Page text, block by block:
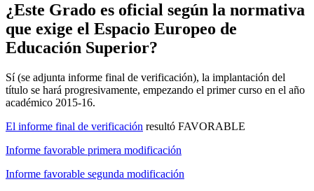
¿Este Grado es oficial según la normativa
que exige el Espacio Europeo de
Educación Superior?
Sí (se adjunta informe final de verificación), la implantación del
título se hará progresivamente, empezando el primer curso en el año
académico 2015-16.
El informe final de verificación resultó FAVORABLE
Informe favorable primera modificación
Informe favorable segunda modificación